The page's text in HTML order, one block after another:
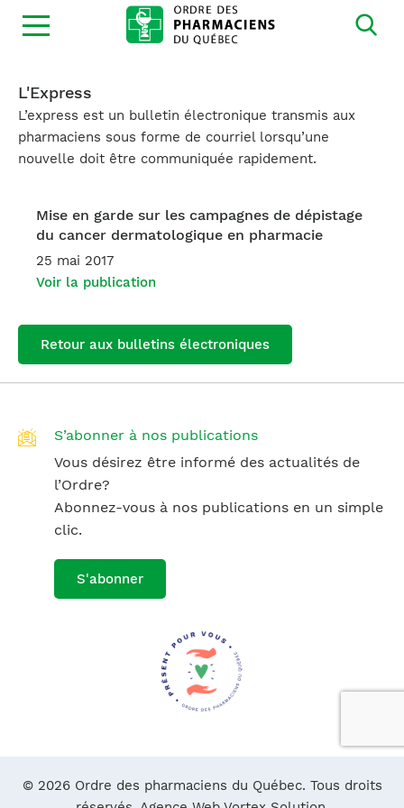
Ouvrir
la
L'Express
L’express est un bulletin électronique transmis aux
pharmaciens sous forme de courriel lorsqu’une
nouvelle doit être communiquée rapidement.
Mise en garde sur les campagnes de dépistage
du cancer dermatologique en pharmacie
25 mai 2017
Voir la publication
Retour aux bulletins électroniques
S’abonner à nos publications
Vous désirez être informé des actualités de
l’Ordre?
Abonnez-vous à nos publications en un simple
clic.
S'abonner
© 2026 Ordre des pharmaciens du Québec. Tous droits